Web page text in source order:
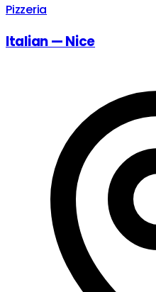
Pizzeria
Italian — Nice